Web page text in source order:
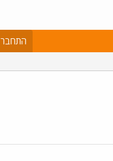
התחבר